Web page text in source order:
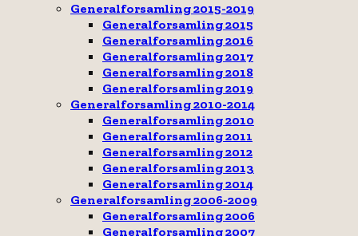
Generalforsamling 2015-2019
Generalforsamling 2015
Generalforsamling 2016
Generalforsamling 2017
Generalforsamling 2018
Generalforsamling 2019
Generalforsamling 2010-2014
Generalforsamling 2010
Generalforsamling 2011
Generalforsamling 2012
Generalforsamling 2013
Generalforsamling 2014
Generalforsamling 2006-2009
Generalforsamling 2006
Generalforsamling 2007